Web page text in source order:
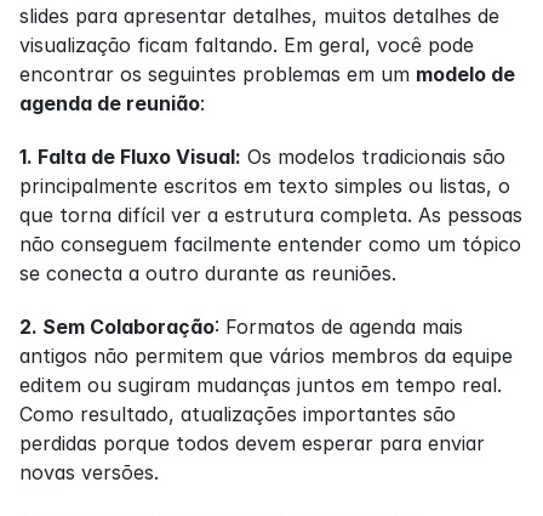
slides para apresentar detalhes, muitos detalhes de
visualização ficam faltando. Em geral, você pode
encontrar os seguintes problemas em um modelo de
agenda de reunião:
1. Falta de Fluxo Visual: Os modelos tradicionais são
principalmente escritos em texto simples ou listas, o
que torna difícil ver a estrutura completa. As pessoas
não conseguem facilmente entender como um tópico
se conecta a outro durante as reuniões.
2. Sem Colaboração: Formatos de agenda mais
antigos não permitem que vários membros da equipe
editem ou sugiram mudanças juntos em tempo real.
Como resultado, atualizações importantes são
perdidas porque todos devem esperar para enviar
novas versões.